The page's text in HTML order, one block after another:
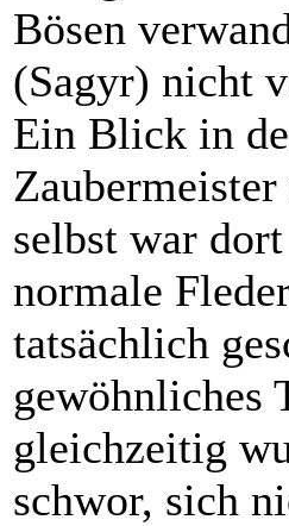
Bösen
(Sagyr) nicht
Ein Blick in
selbst war
normale
tatsächlich
gewöhnliches
gleichzeitig
schwor, sich